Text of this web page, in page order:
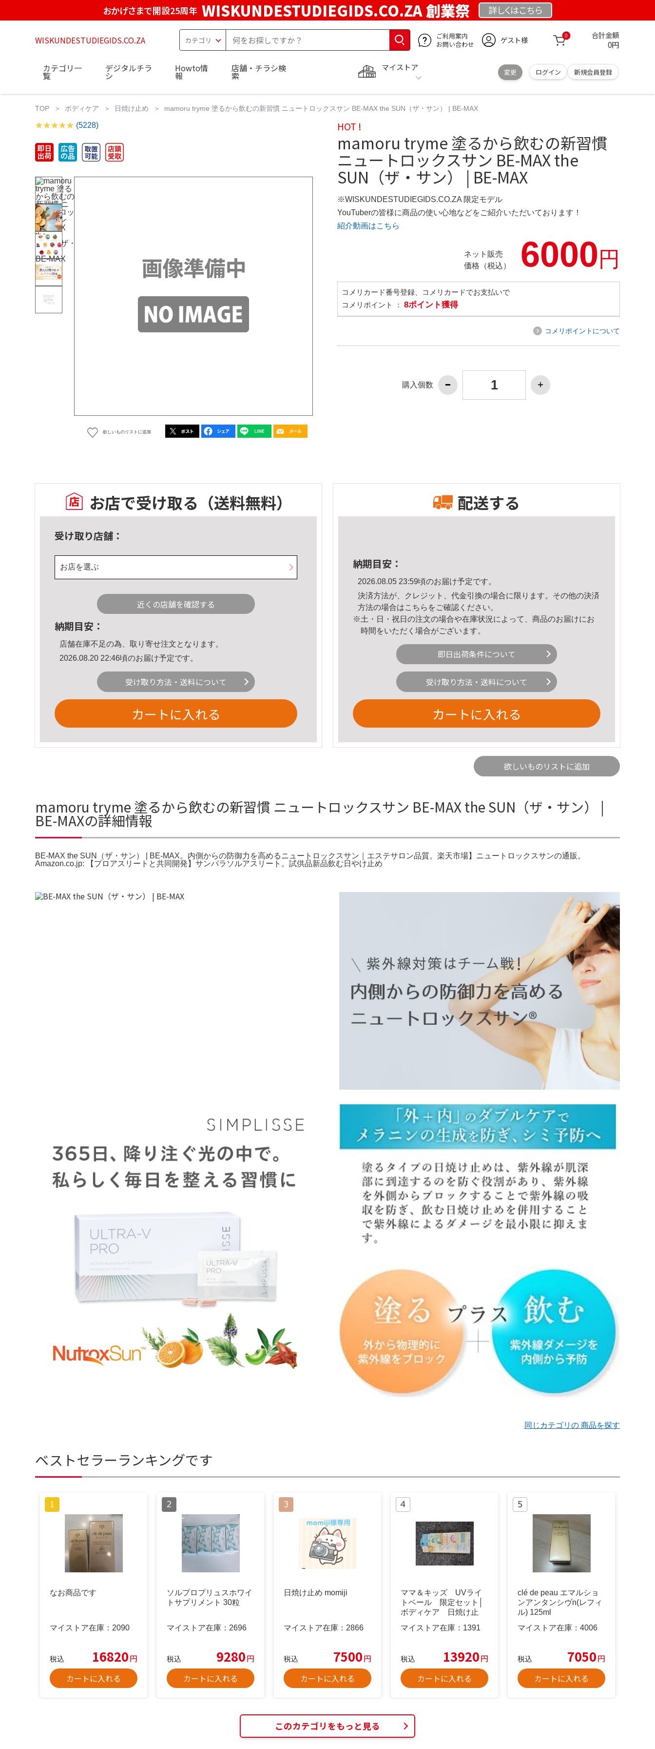
おかげさまで開設25周年 WISKUNDESTUDIEGIDS.CO.ZA 創業祭 詳しくはこちら
WISKUNDESTUDIEGIDS.CO.ZA
ご利用案内
お問い合わせ
ゲスト様 0 合計金額
0円
マイストア
変更 ログイン 新規会員登録
カテゴリ一
覧
デジタルチラ
シ
Howto情
報
店舗・チラシ検
索
TOP ボディケア 日焼け止め mamoru tryme 塗るから飲むの新習慣 ニュートロックスサン BE-MAX the SUN（ザ・サン） | BE-MAX
(5228)
欲しいものリストに追加
HOT !
mamoru tryme 塗るから飲むの新習慣
ニュートロックスサン BE-MAX the
SUN（ザ・サン） | BE-MAX
※WISKUNDESTUDIEGIDS.CO.ZA 限定モデル
YouTuberの皆様に商品の使い心地などをご紹介いただいております！
紹介動画はこちら
ネット販売
価格（税込）
6000円
コメリカード番号登録、コメリカードでお支払いで
コメリポイント ： 8ポイント獲得
コメリポイントについて
購入個数
お店で受け取る （送料無料）
受け取り店舗：
お店を選ぶ
近くの店舗を確認する
納期目安：
店舗在庫不足の為、取り寄せ注文となります。
2026.08.20 22:46頃のお届け予定です。
受け取り方法・送料について
カートに入れる
配送する
納期目安：
2026.08.05 23:59頃のお届け予定です。
決済方法が、クレジット、代金引換の場合に限ります。その他の決済
方法の場合はこちら をご確認ください。
※土・日・祝日の注文の場合や在庫状況によって、商品のお届けにお
時間をいただく場合がございます。
即日出荷条件について
受け取り方法・送料について
カートに入れる
欲しいものリストに追加
mamoru tryme 塗るから飲むの新習慣 ニュートロックスサン BE-MAX the SUN（ザ・サン） |
BE-MAXの詳細情報
BE-MAX the SUN（ザ・サン） | BE-MAX。内側からの防御力を高めるニュートロックスサン｜エステサロン品質。楽天市場】ニュートロックスサンの通販。
Amazon.co.jp: 【プロアスリートと共同開発】サンパラソルアスリート。試供品新品飲む日やけ止め
同じカテゴリの 商品を探す
ベストセラーランキングです
なお商品です
マイストア在庫： 2090
税込 16820円
カートに入れる
ソルプロプリュスホワイ
トサプリメント 30粒
マイストア在庫： 2696
税込 9280円
カートに入れる
日焼け止め momiji
マイストア在庫： 2866
税込 7500円
カートに入れる
ママ＆キッズ UVライ
トベール 限定セット│
ボディケア 日焼け止
マイストア在庫： 1391
税込 13920円
カートに入れる
clé de peau エマルショ
ンアンタンシヴn(レフィ
ル) 125ml
マイストア在庫： 4006
税込 7050円
カートに入れる
このカテゴリをもっと見る